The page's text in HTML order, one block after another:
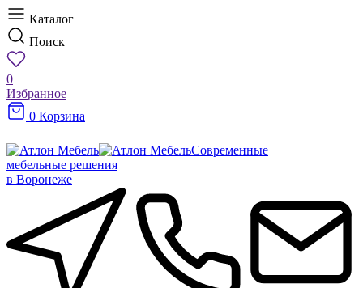
Каталог
Поиск
0
Избранное
0 Корзина
Современные
мебельные решения
в Воронеже